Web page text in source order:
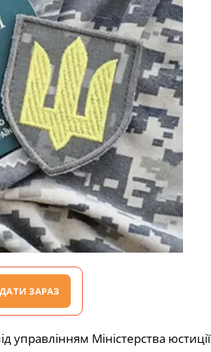
ЗАРАЗ
управлінням Міністерства юстиції